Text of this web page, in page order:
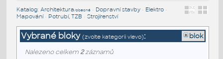
Katalog: Architektura/obecné• Dopravní stavby• Elektro•
Mapování• Potrubí, TZB • Strojírenství
Vybrané bloky (zvolte kategorii vlevo): blok
Nalezeno celkem 2záznamů